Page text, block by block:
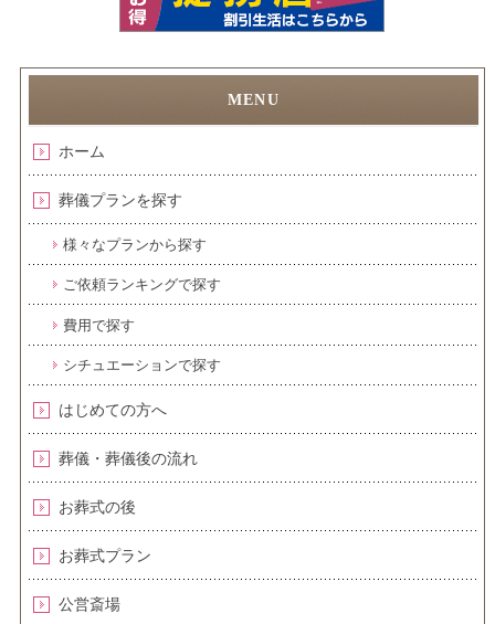
ホーム
葬儀プランを探す
様々なプランから探す
ご依頼ランキングで探す
費用で探す
シチュエーションで探す
はじめての方へ
葬儀・葬儀後の流れ
お葬式の後
お葬式プラン
公営斎場